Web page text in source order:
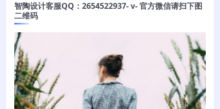
智陶设计客服QQ：2654522937- v- 官方微信请扫下图
二维码